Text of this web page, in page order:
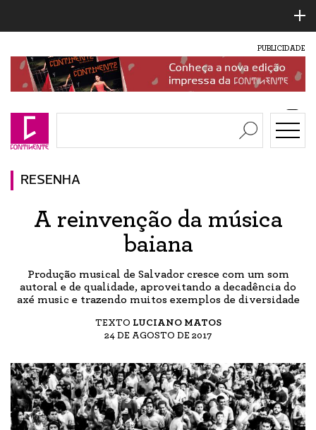
PUBLICIDADE
RESENHA
A reinvenção da música
baiana
Produção musical de Salvador cresce com um som
autoral e de qualidade, aproveitando a decadência do
axé music e trazendo muitos exemplos de diversidade
TEXTO LUCIANO MATOS
24 DE AGOSTO DE 2017